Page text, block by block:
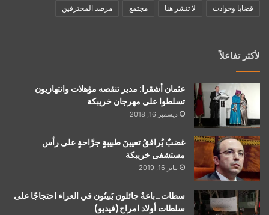
قضايا وحوادث لا تنشر هنا مجتمع مرصد المحترفين
لأكثر تفاعلاً
عثمان أشقرا: مدير تنقصه مؤهلات وانتهازيون
تسلطوا على مهرجان خريبكة
ديسمبر 16, 2018
غضبٌ يُرافقُ تعيينَ طبيبةٍ جرَّاحةٍ على رأس
مستشفى خريبكة
يناير 16, 2019
سطات…باعةٌ جائلون يَبيتُون في العراء احتجاجًا على
سلطات أولاد امراح(فيديو)